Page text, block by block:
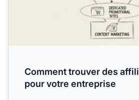
Comment trouver des
pour votre entreprise